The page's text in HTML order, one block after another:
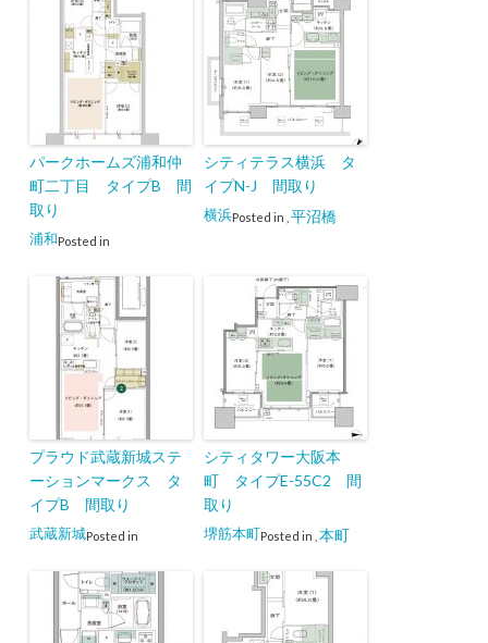
パークホームズ浦和仲
町二丁目 タイプB 間
取り
Posted in
浦和
シティテラス横浜 タ
イプN-J 間取り
Posted in
横浜 平沼橋
プラウド武蔵新城ステ
ーションマークス タ
イプB 間取り
Posted in
武蔵新城
シティタワー大阪本
町 タイプE-55C2 間
取り
Posted in
堺筋本町 本町